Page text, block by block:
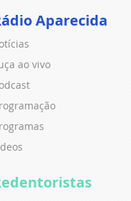
Aparecida
ao vivo